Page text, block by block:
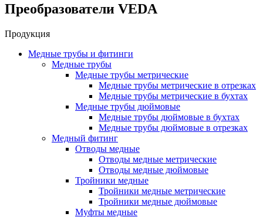
Преобразователи VEDA
Продукция
Медные трубы и фитинги
Медные трубы
Медные трубы метрические
Медные трубы метрические в отрезках
Медные трубы метрические в бухтах
Медные трубы дюймовые
Медные трубы дюймовые в бухтах
Медные трубы дюймовые в отрезках
Медный фитинг
Отводы медные
Отводы медные метрические
Отводы медные дюймовые
Тройники медные
Тройники медные метрические
Тройники медные дюймовые
Муфты медные